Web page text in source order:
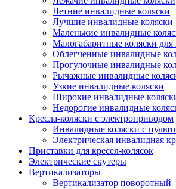
Летние инвалидные коляски
Лучшие инвалидные коляски
Маленькие инвалидные
Малогабаритные коляски для
Облегченные инвалидные
Прогулочные инвалидные
Рычажные инвалидные
Узкие инвалидные коляски
Широкие инвалидные
Недорогие инвалидные
Кресла-коляски с электроприводом
Инвалидные коляски с
Электрическая инвалидная
Приставки для кресел-колясок
Электрические скутеры
Вертикализаторы
Вертикализатор поворотный